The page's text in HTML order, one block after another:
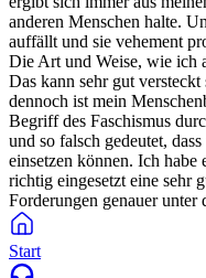
anderen Menschen halte.
auffällt und sie vehement
Die Art und Weise, wie ich
Das kann sehr gut
dennoch ist mein
Begriff des Faschismus
und so falsch gedeutet,
einsetzen können. Ich habe
richtig eingesetzt eine sehr
Forderungen genauer unter
Start